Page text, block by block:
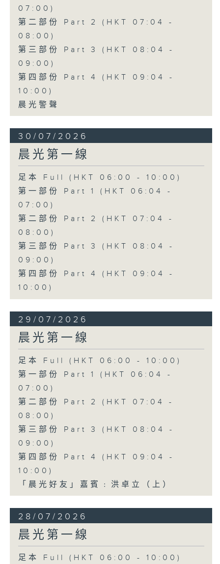
07:00)
第二部份 Part 2 (HKT 07:04 -
08:00)
第三部份 Part 3 (HKT 08:04 -
09:00)
第四部份 Part 4 (HKT 09:04 -
10:00)
晨光警聲
30/07/2026
晨光第一線
足本 Full (HKT 06:00 - 10:00)
第一部份 Part 1 (HKT 06:04 -
07:00)
第二部份 Part 2 (HKT 07:04 -
08:00)
第三部份 Part 3 (HKT 08:04 -
09:00)
第四部份 Part 4 (HKT 09:04 -
10:00)
29/07/2026
晨光第一線
足本 Full (HKT 06:00 - 10:00)
第一部份 Part 1 (HKT 06:04 -
07:00)
第二部份 Part 2 (HKT 07:04 -
08:00)
第三部份 Part 3 (HKT 08:04 -
09:00)
第四部份 Part 4 (HKT 09:04 -
10:00)
「晨光好友」嘉賓﹕洪卓立（上）
28/07/2026
晨光第一線
足本 Full (HKT 06:00 - 10:00)